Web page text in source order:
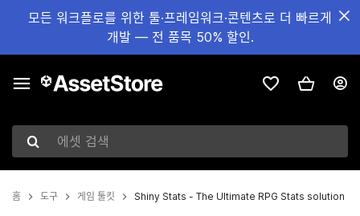
모든 워크플로를 위한 툴·프레임워크·콘텐츠로 더 빠르게
개발 — 전 품목 50% 할인.
에셋 검색
홈 도구 게임 툴킷 Shiny Stats - The Ultimate RPG Stats solution